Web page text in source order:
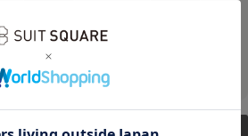
メルマガ配信
まなキャンペーンを予定しています。